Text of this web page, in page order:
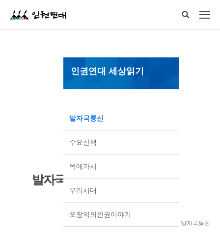
인권연대 세상읽기
발자국통신
수요산책
목에가시
우리시대
오창익의인권이야기
발자국통신
> 인권연대세상읽기 > 발자국통신